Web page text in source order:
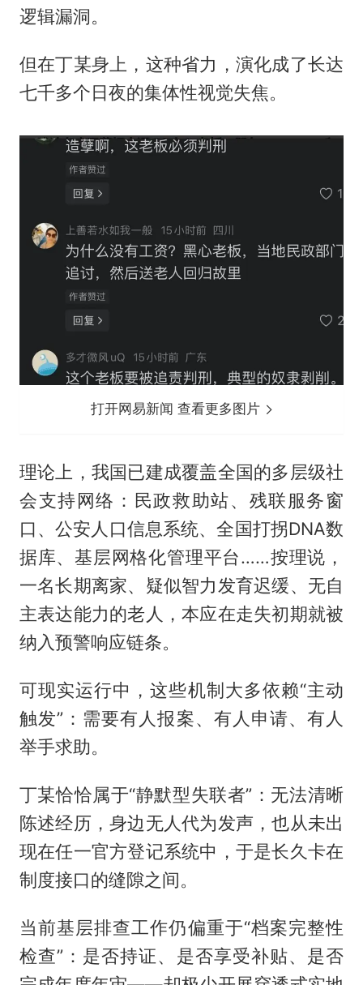
逻辑漏洞。
但在丁某身上，这种省力，演化成了长达
七千多个日夜的集体性视觉失焦。
打开网易新闻 查看更多图片
理论上，我国已建成覆盖全国的多层级社
会支持网络：民政救助站、残联服务窗
口、公安人口信息系统、全国打拐DNA数
据库、基层网格化管理平台……按理说，
一名长期离家、疑似智力发育迟缓、无自
主表达能力的老人，本应在走失初期就被
纳入预警响应链条。
可现实运行中，这些机制大多依赖“主动
触发”：需要有人报案、有人申请、有人
举手求助。
丁某恰恰属于“静默型失联者”：无法清晰
陈述经历，身边无人代为发声，也从未出
现在任一官方登记系统中，于是长久卡在
制度接口的缝隙之间。
当前基层排查工作仍偏重于“档案完整性
检查”：是否持证、是否享受补贴、是否